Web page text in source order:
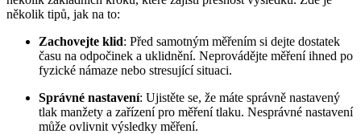
několik tipů, jak na to:
Zachovejte klid: Před samotným měřením si dejte dostatek
času na odpočinek a uklidnění. Neprovádějte měření ihned po
fyzické námaze nebo stresující situaci.
Správné nastavení: Ujistěte se, že máte správně nastavený
tlak manžety a zařízení pro měření tlaku. Nesprávné nastavení
může ovlivnit výsledky měření.